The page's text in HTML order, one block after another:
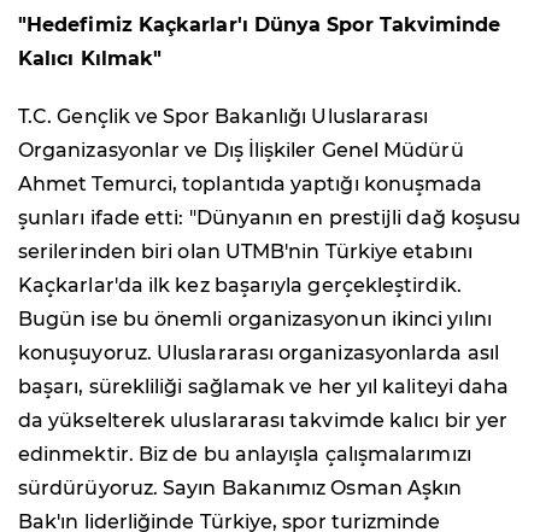
"Hedefimiz Kaçkarlar'ı Dünya Spor Takviminde
Kalıcı Kılmak"
T.C. Gençlik ve Spor Bakanlığı Uluslararası
Organizasyonlar ve Dış İlişkiler Genel Müdürü
Ahmet Temurci, toplantıda yaptığı konuşmada
şunları ifade etti: "Dünyanın en prestijli dağ koşusu
serilerinden biri olan UTMB'nin Türkiye etabını
Kaçkarlar'da ilk kez başarıyla gerçekleştirdik.
Bugün ise bu önemli organizasyonun ikinci yılını
konuşuyoruz. Uluslararası organizasyonlarda asıl
başarı, sürekliliği sağlamak ve her yıl kaliteyi daha
da yükselterek uluslararası takvimde kalıcı bir yer
edinmektir. Biz de bu anlayışla çalışmalarımızı
sürdürüyoruz. Sayın Bakanımız Osman Aşkın
Bak'ın liderliğinde Türkiye, spor turizminde